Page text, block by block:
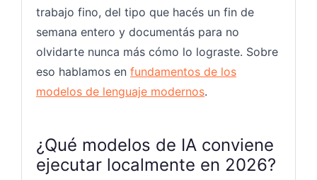
trabajo fino, del tipo que hacés un fin de
semana entero y documentás para no
olvidarte nunca más cómo lo lograste. Sobre
eso hablamos en fundamentos de los
modelos de lenguaje modernos.
¿Qué modelos de IA conviene
ejecutar localmente en 2026?